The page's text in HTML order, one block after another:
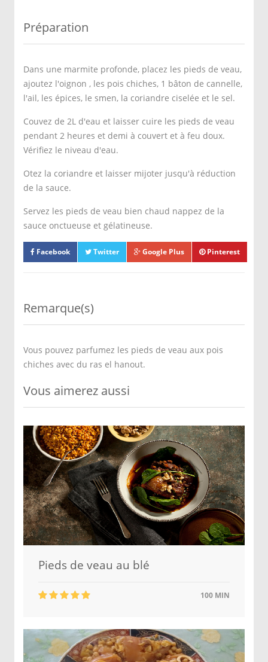
Préparation
Dans une marmite profonde, placez les pieds de veau,
ajoutez l'oignon , les pois chiches, 1 bâton de cannelle,
l'ail, les épices, le smen, la coriandre ciselée et le sel.
Couvez de 2L d'eau et laisser cuire les pieds de veau
pendant 2 heures et demi à couvert et à feu doux.
Vérifiez le niveau d'eau.
Otez la coriandre et laisser mijoter jusqu'à réduction
de la sauce.
Servez les pieds de veau bien chaud nappez de la
sauce onctueuse et gélatineuse.
Facebook Twitter Google Plus Pinterest
Remarque(s)
Vous pouvez parfumez les pieds de veau aux pois
chiches avec du ras el hanout.
Vous aimerez aussi
Pieds de veau au blé
100 MIN